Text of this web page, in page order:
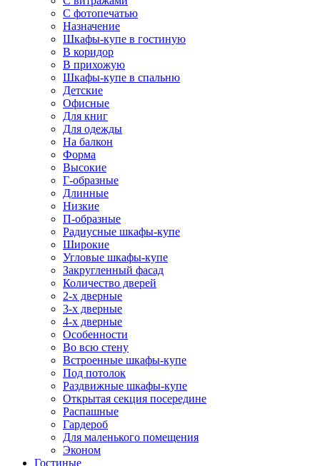
С фотопечатью
Назначение
Шкафы-купе в гостиную
В коридор
В прихожую
Шкафы-купе в спальню
Детские
Офисные
Для книг
Для одежды
На балкон
Форма
Высокие
Г-образные
Длинные
Низкие
П-образные
Радиусные шкафы-купе
Широкие
Угловые шкафы-купе
Закругленный фасад
Количество дверей
2-х дверные
3-х дверные
4-х дверные
Особенности
Во всю стену
Встроенные шкафы-купе
Под потолок
Раздвижные шкафы-купе
Открытая секция посередине
Распашные
Гардероб
Для маленького помещения
Эконом
Гостиные